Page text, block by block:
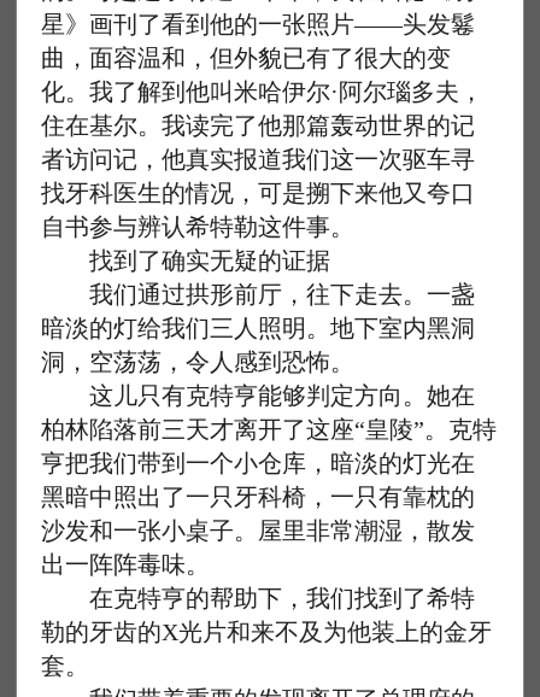
星》画刊了看到他的一张照片——头发鬈
曲，面容温和，但外貌已有了很大的变
化。我了解到他叫米哈伊尔·阿尔瑙多夫，
住在基尔。我读完了他那篇轰动世界的记
者访问记，他真实报道我们这一次驱车寻
找牙科医生的情况，可是搠下来他又夸口
自书参与辨认希特勒这件事。
找到了确实无疑的证据
我们通过拱形前厅，往下走去。一盏
暗淡的灯给我们三人照明。地下室内黑洞
洞，空荡荡，令人感到恐怖。
这儿只有克特亨能够判定方向。她在
柏林陷落前三天才离开了这座“皇陵”。克特
亨把我们带到一个小仓库，暗淡的灯光在
黑暗中照出了一只牙科椅，一只有靠枕的
沙发和一张小桌子。屋里非常潮湿，散发
出一阵阵毒味。
在克特亨的帮助下，我们找到了希特
勒的牙齿的X光片和来不及为他装上的金牙
套。